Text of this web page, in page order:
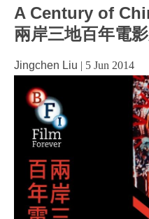
A Century of
兩岸三地百年電
Jingchen Liu | 5 Jun 2014